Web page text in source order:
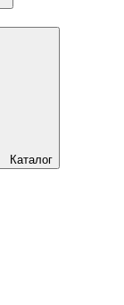
Каталог